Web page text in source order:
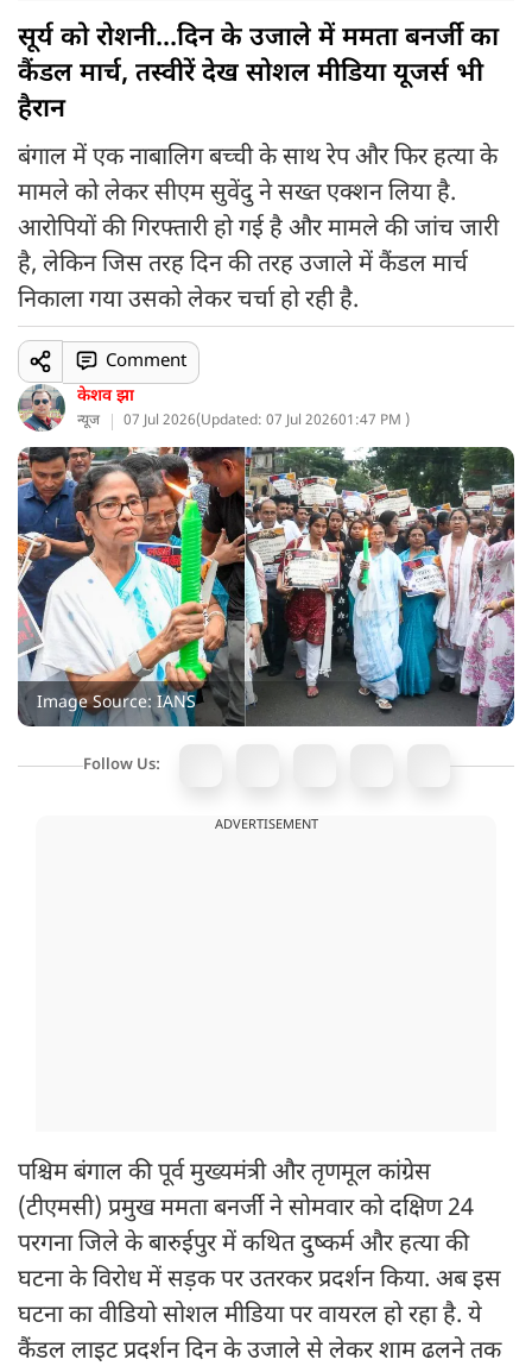
सूर्य को रोशनी...दिन के उजाले में ममता बनर्जी का
कैंडल मार्च, तस्वीरें देख सोशल मीडिया यूजर्स भी
हैरान
बंगाल में एक नाबालिग बच्ची के साथ रेप और फिर हत्या के
मामले को लेकर सीएम सुवेंदु ने सख्त एक्शन लिया है.
आरोपियों की गिरफ्तारी हो गई है और मामले की जांच जारी
है, लेकिन जिस तरह दिन की तरह उजाले में कैंडल मार्च
निकाला गया उसको लेकर चर्चा हो रही है.
केशव झा
न्यूज 07 Jul 2026(Updated: 07 Jul 202601:47 PM )
Comment
Image Source: IANS
Follow Us:
ADVERTISEMENT
पश्चिम बंगाल की पूर्व मुख्यमंत्री और तृणमूल कांग्रेस
(टीएमसी) प्रमुख ममता बनर्जी ने सोमवार को दक्षिण 24
परगना जिले के बारुईपुर में कथित दुष्कर्म और हत्या की
घटना के विरोध में सड़क पर उतरकर प्रदर्शन किया. अब इस
घटना का वीडियो सोशल मीडिया पर वायरल हो रहा है. ये
कैंडल लाइट प्रदर्शन दिन के उजाले से लेकर शाम ढलने तक